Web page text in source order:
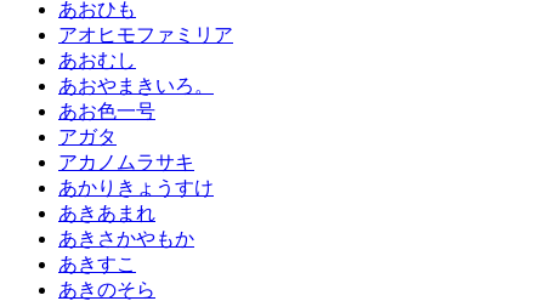
あおひも
アオヒモファミリア
あおむし
あおやまきいろ。
あお色一号
アガタ
アカノムラサキ
あかりきょうすけ
あきあまれ
あきさかやもか
あきすこ
あきのそら